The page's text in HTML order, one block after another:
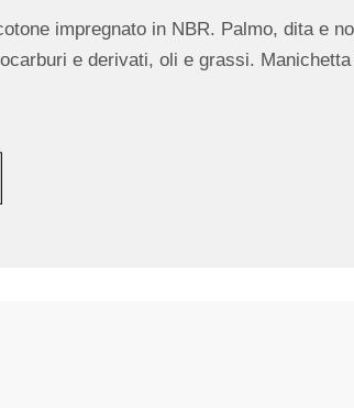
impregnato in NBR. Palmo, dita e
e derivati, oli e grassi.